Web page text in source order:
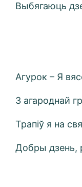
Выбягаюць
Агурок – Я
З агароднай
Трапіў я на
Добры дзень,